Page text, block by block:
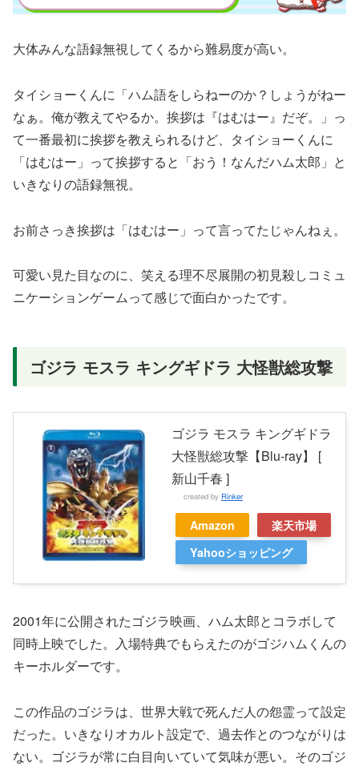
大体みんな語録無視してくるから難易度が高い。
タイショーくんに「ハム語をしらねーのか？しょうがねー
なぁ。俺が教えてやるか。挨拶は『はむはー』だぞ。」っ
て一番最初に挨拶を教えられるけど、タイショーくんに
「はむはー」って挨拶すると「おう！なんだハム太郎」と
いきなりの語録無視。
お前さっき挨拶は「はむはー」って言ってたじゃんねぇ。
可愛い見た目なのに、笑える理不尽展開の初見殺しコミュ
ニケーションゲームって感じで面白かったです。
ゴジラ モスラ キングギドラ 大怪獣総攻撃
ゴジラ モスラ キングギドラ
大怪獣総攻撃【Blu-ray】 [
新山千春 ]
created by Rinker
Amazon
楽天市場
Yahooショッピング
2001年に公開されたゴジラ映画、ハム太郎とコラボして
同時上映でした。入場特典でもらえたのがゴジハムくんの
キーホルダーです。
この作品のゴジラは、世界大戦で死んだ人の怨霊って設定
だった。いきなりオカルト設定で、過去作とのつながりは
ない。ゴジラが常に白目向いていて気味が悪い。そのゴジ